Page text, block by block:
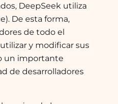
DeepSeek utiliza
De esta forma,
de todo el
y modificar sus
un importante
de desarrolladores